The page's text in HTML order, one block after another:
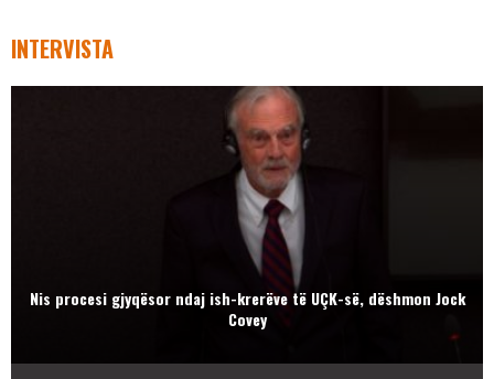
INTERVISTA
Nis procesi gjyqësor ndaj ish-krerëve të UÇK-së, dëshmon Jock
Covey